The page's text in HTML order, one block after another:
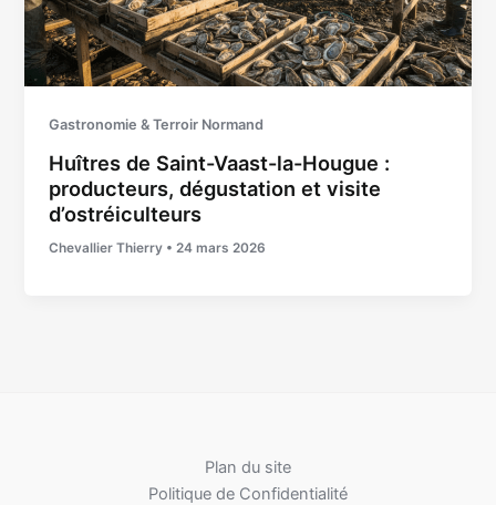
Gastronomie & Terroir Normand
Huîtres de Saint-Vaast-la-Hougue :
producteurs, dégustation et visite
d’ostréiculteurs
Chevallier Thierry •24 mars 2026
Plan du site
Politique de Confidentialité